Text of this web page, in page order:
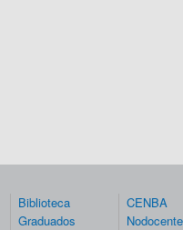
Biblioteca
Graduados
CENBA